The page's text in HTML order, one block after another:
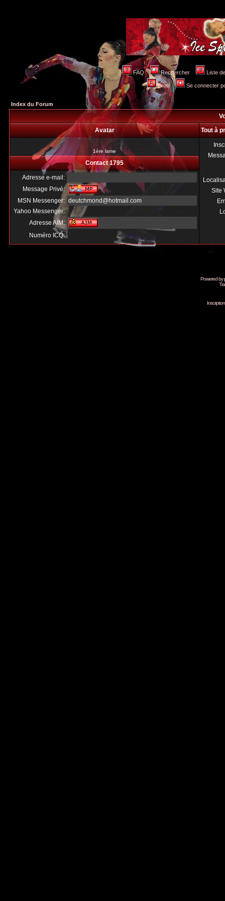
FAQ Rechercher Liste
Profil Se connecter
Index du Forum
Avatar
Tout à
1ère lame
Site
Contact 1795
Adresse e-mail:
Message Privé:
MSN Messenger: deutchmond@hotmail.com
Yahoo Messenger:
Adresse AIM:
Numéro ICQ:
Powered by